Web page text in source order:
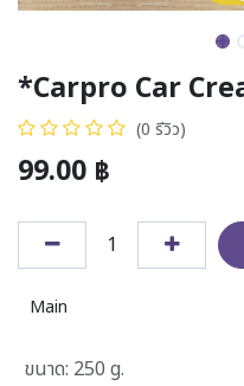
*Carpro Car
(0 รีวิว)
99.00 ฿
Main
ขนาด: 250 g.